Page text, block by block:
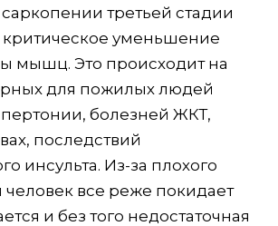
третьей стадии
уменьшение
мышц. Это происходит на
для пожилых людей
болезней ЖКТ,
последствий
инсульта. Из-за плохого
человек все реже покидает
и без того недостаточная